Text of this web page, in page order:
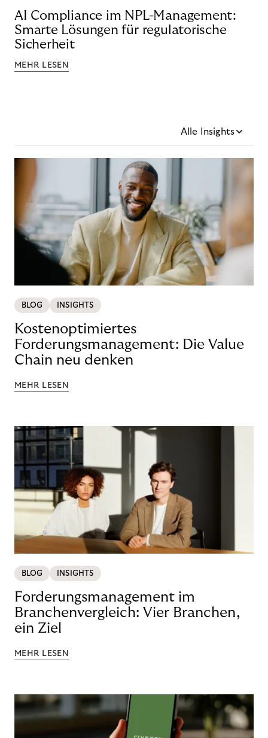
AI Compliance im NPL-Management:
Smarte Lösungen für regulatorische
Sicherheit
MEHR LESEN
Alle Insights
BLOG INSIGHTS
Kostenoptimiertes
Forderungsmanagement: Die Value
Chain neu denken
MEHR LESEN
BLOG INSIGHTS
Forderungsmanagement im
Branchenvergleich: Vier Branchen,
ein Ziel
MEHR LESEN